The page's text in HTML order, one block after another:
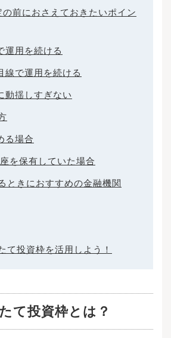
の前におさえておきたいポイン
運用を続ける
線で運用を続ける
動揺しすぎない
る場合
を保有していた場合
ときにおすすめの金融機関
て投資枠を活用しよう！
て投資枠とは？